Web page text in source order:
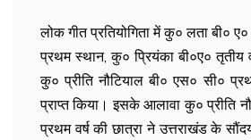
लोक गीत प्रतियोगिता में कु० लता बी० ए०
प्रथम स्थान, कु० प्रियंका बी०ए० तृतीय
कु० प्रीति नौटियाल बी० एस० सी०
प्राप्त किया। इसके आलावा कु० प्रीति
प्रथम वर्ष की छात्रा ने उत्तराखंड के